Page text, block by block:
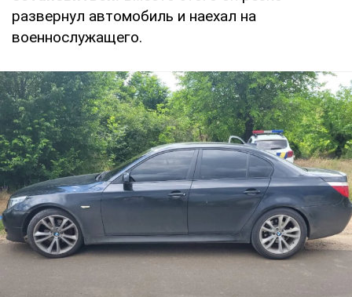
развернул автомобиль и наехал на
военнослужащего.